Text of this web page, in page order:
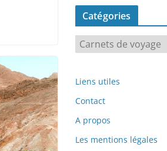
Catégories
a
é
g
o
i
Liens utiles
Contact
A propos
Les mentions légales